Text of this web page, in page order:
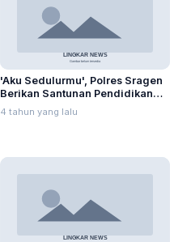
'Aku Sedulurmu', Polres Sragen
Berikan Santunan Pendidikan
Anak Yatim Piatu
4 tahun yang lalu